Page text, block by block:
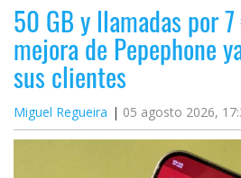
50 GB y llamadas por
mejora de Pepephone
sus clientes
Miguel Regueira 05 agosto 2026,